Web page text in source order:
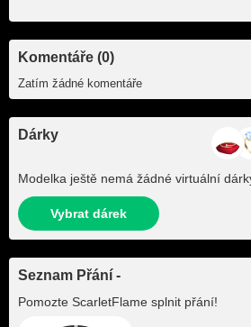
Komentáře (0)
Zatím žádné komentáře
Dárky
Modelka ještě nemá žádné virtuální
Vybrat dárek
Seznam Přání -
Pomozte ScarletFlame splnit přání!